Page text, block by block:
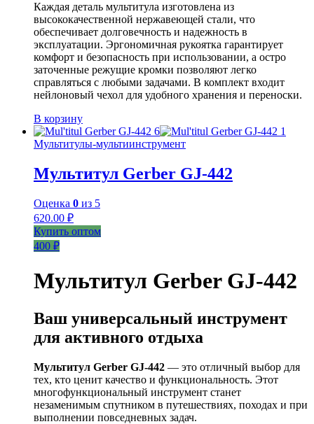
Каждая деталь мультитула изготовлена из
высококачественной нержавеющей стали, что
обеспечивает долговечность и надежность в
эксплуатации. Эргономичная рукоятка гарантирует
комфорт и безопасность при использовании, а остро
заточенные режущие кромки позволяют легко
справляться с любыми задачами. В комплект входит
нейлоновый чехол для удобного хранения и переноски.
В корзину
Мультитулы-мультиинструмент
Мультитул Gerber GJ-442
Оценка 0 из 5
620.00 ₽
Купить оптом
400 ₽
Мультитул Gerber GJ-442
Ваш универсальный инструмент
для активного отдыха
Мультитул Gerber GJ-442 — это отличный выбор для
тех, кто ценит качество и функциональность. Этот
многофункциональный инструмент станет
незаменимым спутником в путешествиях, походах и при
выполнении повседневных задач.